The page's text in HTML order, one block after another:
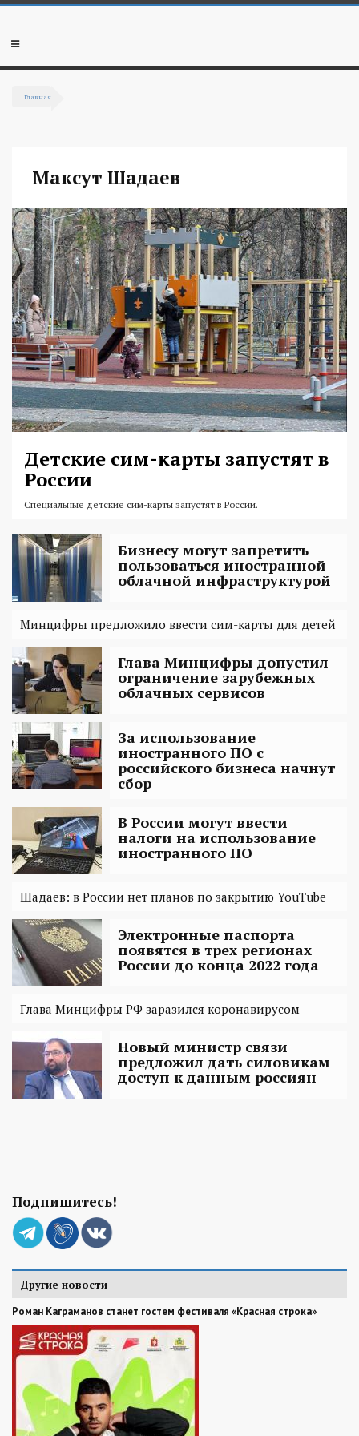
Перейти к основному содержанию
Мобильное
Главная
Максут Шадаев
Детские сим-карты запустят в
России
Специальные детские сим-карты запустят в России.
Бизнесу могут запретить
пользоваться иностранной
облачной инфраструктурой
Минцифры предложило ввести сим-карты для детей
Глава Минцифры допустил
ограничение зарубежных
облачных сервисов
За использование
иностранного ПО с
российского бизнеса начнут
сбор
В России могут ввести
налоги на использование
иностранного ПО
Шадаев: в России нет планов по закрытию YouTube
Электронные паспорта
появятся в трех регионах
России до конца 2022 года
Глава Минцифры РФ заразился коронавирусом
Новый министр связи
предложил дать силовикам
доступ к данным россиян
Подпишитесь!
Другие новости
Роман Каграманов станет гостем фестиваля «Красная строка»